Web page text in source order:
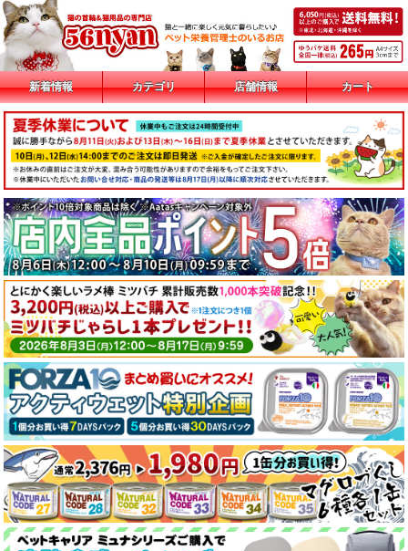
新着情報 カテゴリ 店舗情報 カート